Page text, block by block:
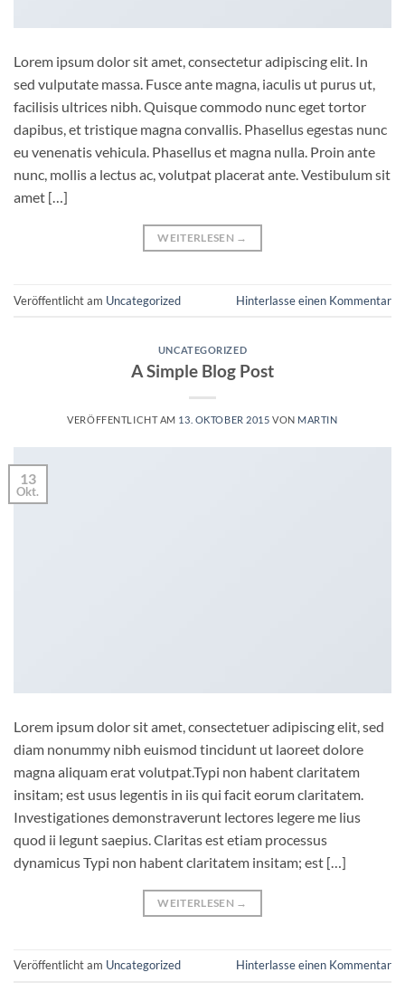
Lorem ipsum dolor sit amet, consectetur adipiscing elit. In
sed vulputate massa. Fusce ante magna, iaculis ut purus ut,
facilisis ultrices nibh. Quisque commodo nunc eget tortor
dapibus, et tristique magna convallis. Phasellus egestas nunc
eu venenatis vehicula. Phasellus et magna nulla. Proin ante
nunc, mollis a lectus ac, volutpat placerat ante. Vestibulum sit
amet […]
WEITERLESEN →
Veröffentlicht am Uncategorized Hinterlasse einen Kommentar
UNCATEGORIZED
A Simple Blog Post
VERÖFFENTLICHT AM 13. OKTOBER 2015 VON MARTIN
13
Okt.
Lorem ipsum dolor sit amet, consectetuer adipiscing elit, sed
diam nonummy nibh euismod tincidunt ut laoreet dolore
magna aliquam erat volutpat.Typi non habent claritatem
insitam; est usus legentis in iis qui facit eorum claritatem.
Investigationes demonstraverunt lectores legere me lius
quod ii legunt saepius. Claritas est etiam processus
dynamicus Typi non habent claritatem insitam; est […]
WEITERLESEN →
Veröffentlicht am Uncategorized Hinterlasse einen Kommentar